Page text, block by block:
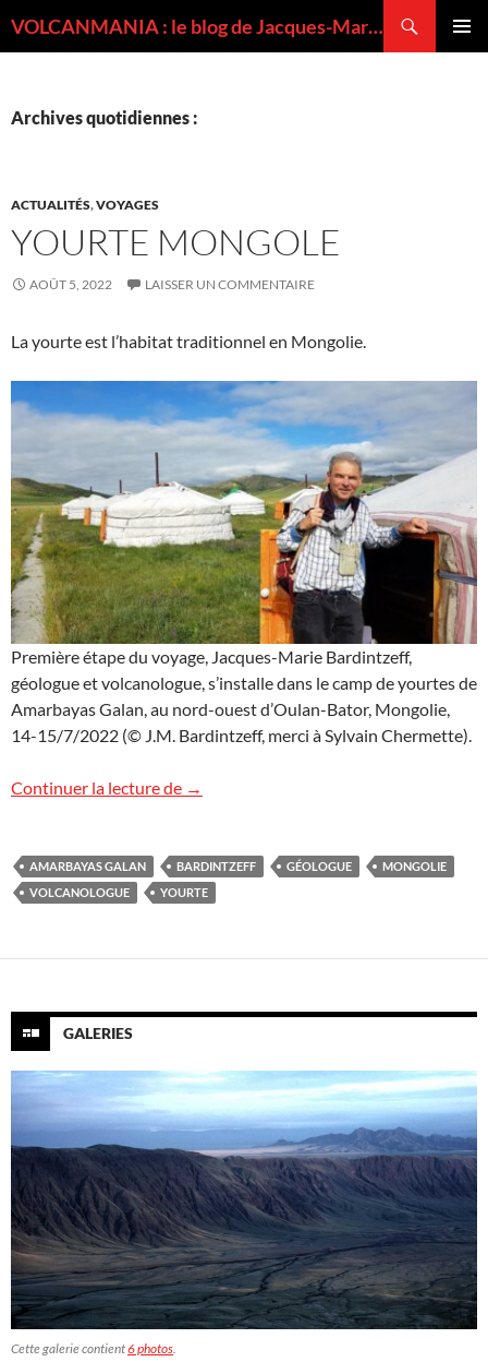
VOLCANMANIA : le blog de Jacques-Marie BARDINTZEFF, volcanologue
Archives quotidiennes :
ACTUALITÉS,VOYAGES
YOURTE MONGOLE
AOÛT 5, 2022 LAISSER UN COMMENTAIRE
La yourte est l’habitat traditionnel en Mongolie.
Première étape du voyage, Jacques-Marie Bardintzeff,
géologue et volcanologue, s’installe dans le camp de yourtes de
Amarbayas Galan, au nord-ouest d’Oulan-Bator, Mongolie,
14-15/7/2022 (© J.M. Bardintzeff, merci à Sylvain Chermette).
Continuer la lecture de Yourte mongole
→
AMARBAYAS GALAN BARDINTZEFF GÉOLOGUE
MONGOLIE
VOLCANOLOGUE
YOURTE
GALERIES
Cette galerie contient6 photos